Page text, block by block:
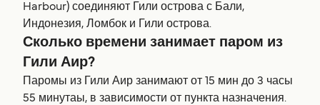
Harbour) соединяют Гили острова с Бали,
Индонезия, Ломбок и Гили острова.
Сколько времени занимает паром из
Гили Аир?
Паромы из Гили Аир занимают от 15 мин до 3 часы
55 минутаы, в зависимости от пункта назначения.